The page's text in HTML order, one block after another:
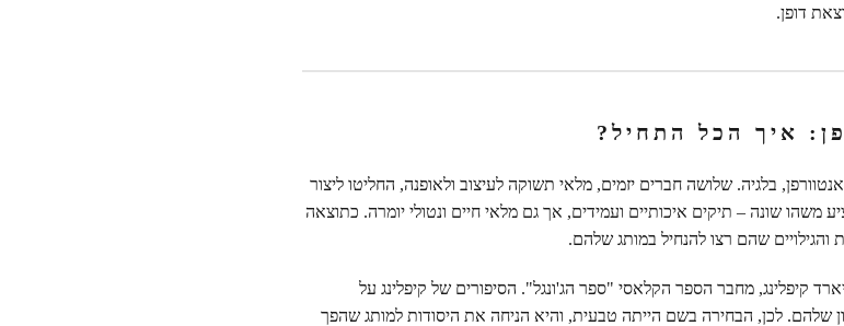
דופן.
איך הכל התחיל?
הנמל התוססת אנטוורפן, בלגיה. שלושה חברים יזמים, מלאי תשוקה לעיצוב ולאופנה, החליטו ליצור
שונה – תיקים איכותיים ועמידים, אך גם מלאי חיים ונטולי יומרה. כתוצאה
שהם רצו להנחיל במותג שלהם.
קיפלינג, מחבר הספר הקלאסי "ספר הג'ונגל". הסיפורים של קיפלינג על
שלהם. לכן, הבחירה בשם הייתה טבעית, והיא הניחה את היסודות למותג שהפך